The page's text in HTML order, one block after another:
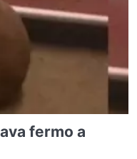
fermo a